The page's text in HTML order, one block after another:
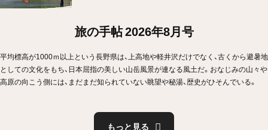
旅の手帖 2026年8月号
平均標高が1000ｍ以上という長野県は、上高地や軽井沢だけでなく、古くから避暑地
としての文化をもち、日本屈指の美しい山岳風景が連なる風土だ。おなじみの山々や
高原の向こう側には、まだまだ知られていない眺望や秘湯、歴史がひそんでいる。
もっと見る